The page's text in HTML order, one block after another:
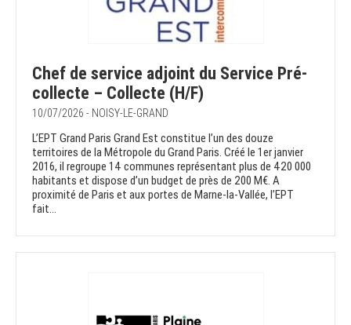
Chef de service adjoint du Service Pré-
collecte – Collecte (H/F)
10/07/2026 - NOISY-LE-GRAND
L’EPT Grand Paris Grand Est constitue l’un des douze
territoires de la Métropole du Grand Paris. Créé le 1er janvier
2016, il regroupe 14 communes représentant plus de 420 000
habitants et dispose d’un budget de près de 200 M€. A
proximité de Paris et aux portes de Marne-la-Vallée, l’EPT
fait...